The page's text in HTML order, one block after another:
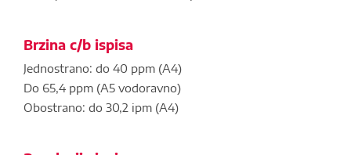
Brzina c/b ispisa
Jednostrano: do 40 ppm (A4)
Do 65,4 ppm (A5 vodoravno)
Obostrano: do 30,2 ipm (A4)